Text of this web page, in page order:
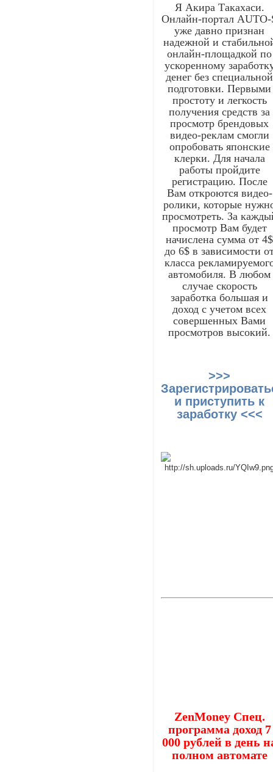
Я Акира Такахаси.
Онлайн-портал AUTO-
уже давно признан
надежной и
онлайн-площадкой по
ускоренному
денег без специальной
подготовки. Первыми
простоту и легкость
получения средств за
просмотр брендовых
видео-реклам смогли
опробовать японские
клерки. Для начала
работы пройдите
регистрацию. После
Вам откроются видео-
ролики, которые
просмотреть. За
просмотр Вам будет
начислена сумма от 4$
до 6$ в зависимости
класса
автомобиля. В любом
случае скорость
заработка большая и
доход с учетом всех
совершенных Вами
просмотров высокий.
>>>
и приступить к
заработку <<<
ZenMoney Спец.
программа доход 7
000 рублей в день
полном автомате